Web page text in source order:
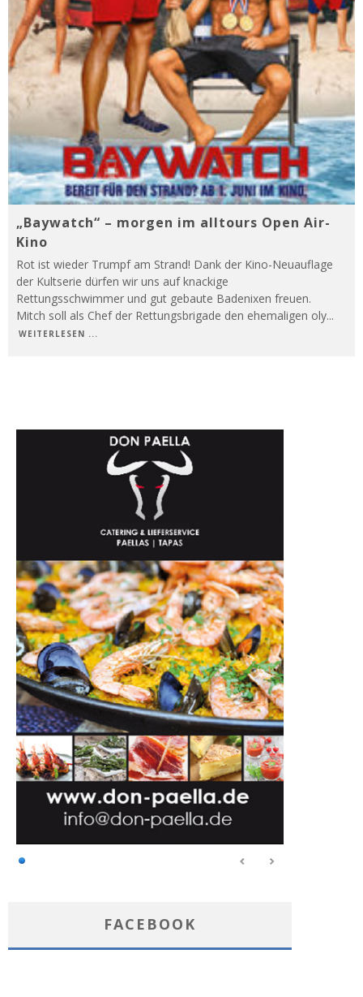
„Baywatch“ – morgen im alltours Open Air-
Kino
Rot ist wieder Trumpf am Strand! Dank der Kino-Neuauflage
der Kultserie dürfen wir uns auf knackige
Rettungsschwimmer und gut gebaute Badenixen freuen.
Mitch soll als Chef der Rettungsbrigade den ehemaligen oly...
WEITERLESEN ...
FACEBOOK